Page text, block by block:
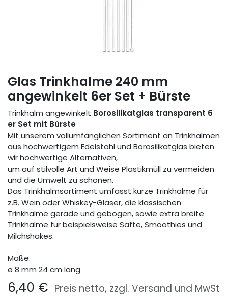
Glas Trinkhalme 240 mm
angewinkelt 6er Set + Bürste
Trinkhalm angewinkelt Borosilikatglas transparent 6
er Set mit Bürste
Mit unserem vollumfänglichen Sortiment an Trinkhalmen
aus hochwertigem Edelstahl und Borosilikatglas bieten
wir hochwertige Alternativen,
um auf stilvolle Art und Weise Plastikmüll zu vermeiden
und die Umwelt zu schonen.
Das Trinkhalmsortiment umfasst kurze Trinkhalme für
z.B. Wein oder Whiskey-Gläser, die klassischen
Trinkhalme gerade und gebogen, sowie extra breite
Trinkhalme für beispielsweise Säfte, Smoothies und
Milchshakes.
Maße:
ø 8 mm 24 cm lang
6,40 € Preis netto, zzgl. Versand und MwSt